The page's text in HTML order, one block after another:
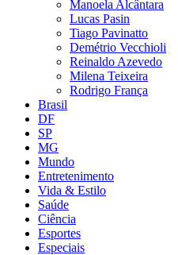
Manoela Alcântara
Lucas Pasin
Tiago Pavinatto
Demétrio Vecchioli
Reinaldo Azevedo
Milena Teixeira
Rodrigo França
Brasil
DF
SP
MG
Mundo
Entretenimento
Vida & Estilo
Saúde
Ciência
Esportes
Especiais